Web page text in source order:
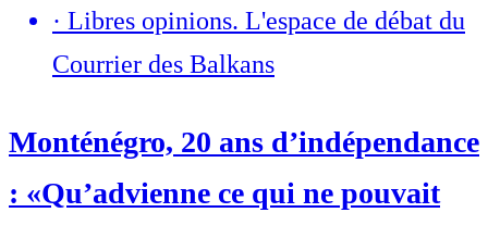
· Libres opinions. L'espace de débat du
Courrier des Balkans
Monténégro, 20 ans d’indépendance
: «Qu’advienne ce qui ne pouvait